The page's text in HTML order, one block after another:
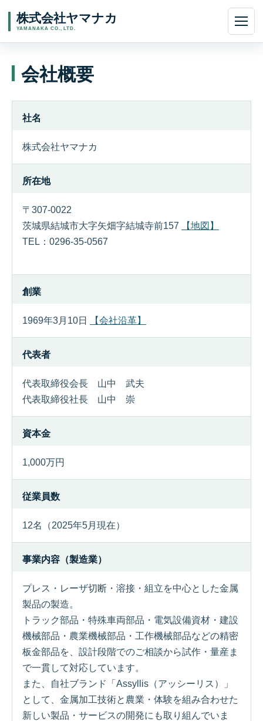
会社概要
社名
株式会社ヤマナカ
所在地
〒307-0022
茨城県結城市大字矢畑字結城寺前157
【地図】
TEL：0296-35-0567
創業
1969年3月10日 【会社沿革】
代表者
代表取締役会長 山中 武夫
代表取締役社長 山中 崇
資本金
1,000万円
従業員数
12名（2025年5月現在）
事業内容（製造業）
プレス・レーザ切断・溶接・組立を中心とした金属
製品の製造。
トラック部品・特殊車両部品・電気設備資材・建設
機械部品・農業機械部品・工作機械部品などの精密
板金部品を、設計段階でのご相談から試作・量産ま
で一貫して対応しています。
また、自社ブランド「Assyllis（アッシーリス）」
として、金属加工技術と農業・体験を組み合わせた
新しい製品・サービスの開発にも取り組んでいま